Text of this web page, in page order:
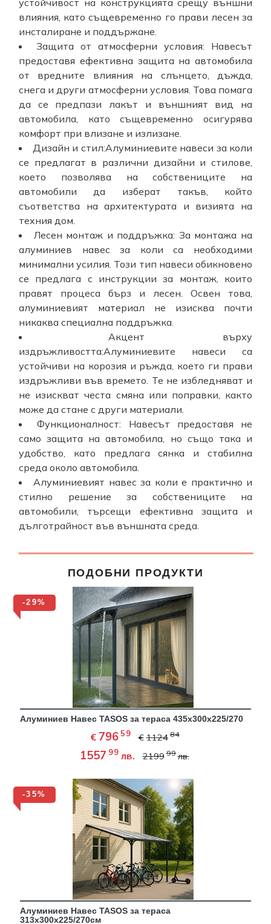
влияния, като същевременно го прави лесен за
инсталиране и поддържане.
Защита от атмосферни условия: Навесът
предоставя ефективна защита на автомобила
от вредните влияния на слънцето, дъжда,
снега и други атмосферни условия. Това помага
да се предпази лакът и външният вид на
автомобила, като същевременно осигурява
комфорт при влизане и излизане.
Дизайн и стил:Алуминиевите навеси за коли
се предлагат в различни дизайни и стилове,
което позволява на собствениците на
автомобили да изберат такъв, който
съответства на архитектурата и визията на
техния дом.
Лесен монтаж и поддръжка: За монтажа на
алуминиев навес за коли са необходими
минимални усилия. Този тип навеси обикновено
се предлага с инструкции за монтаж, които
правят процеса бърз и лесен. Освен това,
алуминиевият материал не изисква почти
никаква специална поддръжка.
Акцент върху
издръжливостта:Алуминиевите навеси са
устойчиви на корозия и ръжда, което ги прави
издръжливи във времето. Те не избледняват и
не изискват честа смяна или поправки, както
може да стане с други материали.
Функционалност: Навесът предоставя не
само защита на автомобила, но също така и
удобство, като предлага сянка и стабилна
среда около автомобила.
Алуминиевият навес за коли е практично и
стилно решение за собствениците на
автомобили, търсещи ефективна защита и
дълготрайност във външната среда.
ПОДОБНИ ПРОДУКТИ
-29%
Алуминиев Навес TASOS за тераса 435х300х225/270
€ 796 59 € 1124 84
1557 99 лв. 2199 99 лв.
-35%
Алуминиев Навес TASOS за тераса
313х300х225/270см